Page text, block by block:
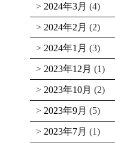
2024年3月 (4)
2024年2月 (2)
2024年1月 (3)
2023年12月 (1)
2023年10月 (2)
2023年9月 (5)
2023年7月 (1)